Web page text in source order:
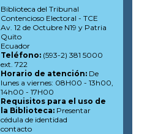
Biblioteca del Tribunal
Contencioso Electoral - TCE
Av. 12 de Octubre N19 y Patria
Quito
Ecuador
Teléfono:(593-2) 381 5000
ext. 722
Horario de atención:De
lunes a viernes: 08H00 - 13h00,
14h00 - 17H00
Requisitos para el uso de
la Biblioteca:Presentar
cédula de identidad
contacto